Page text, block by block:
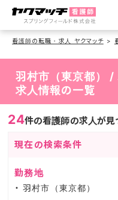
看護師の転職・求人 ヤクマッチ
羽村市（東京都） /
求人情報の一覧
24件の看護師の求人が見
現在の検索条件
勤務地
羽村市（東京都）